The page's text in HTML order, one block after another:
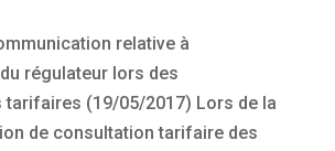
relative à
régulateur lors des
tarifaires (19/05/2017) Lors de la
de consultation tarifaire des